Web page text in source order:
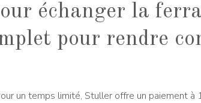
échanger la
pour rendre
un temps limité, Stuller offre un paiement